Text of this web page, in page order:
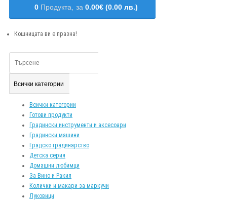
0 Продукта, за 0.00€ (0.00 лв.)
Кошницата ви е празна!
Всички категории
Всички категории
Готови продукти
Градински инструменти и аксесоари
Градински машини
Градско градинарство
Детска серия
Домашни любимци
За Вино и Ракия
Колички и макари за маркучи
Луковици